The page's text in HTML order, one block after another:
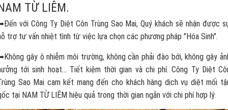
TỪ LIÊM.
với Công Ty Diệt Côn Trùng Sao Mai, Quý khách sẽ nhận được
trợ tư vấn nhiệt tình từ việc lựa chọn các phương pháp "Hóa Sinh".
gây ô nhiễm môi trường, không cần phải đào bới, không gây
tới sinh hoạt... Tiết kiệm thời gian và chi phí. Công Ty Diệt
Sao Mai cam kết mang đến cho khách hàng dịch vụ diệt mối
tại NAM TỪ LIÊM hiệu quả trong thời gian ngắn với chi phí hợp lý.